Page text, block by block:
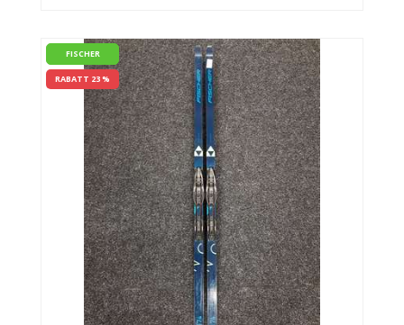
FISCHER
RABATT 23 %